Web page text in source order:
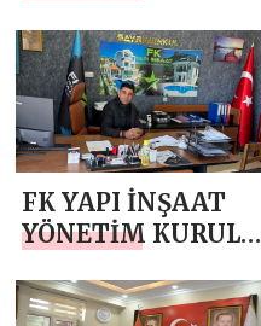
KARADAĞ `DAN
JANDARMA
TEŞKİLATI’NIN
187. KURULUŞ YIL
DÖNÜMÜ MESAJI
FK YAPI İNŞAAT
YÖNETİM KURULU
KARADAĞ `DAN